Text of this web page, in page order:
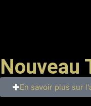
Nouveau
En savoir plus sur